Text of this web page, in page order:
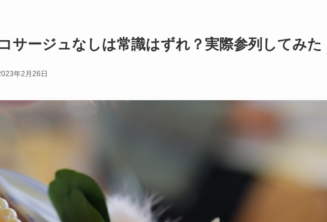
サージュなしは常識はずれ？実際参列してみた
年2月26日